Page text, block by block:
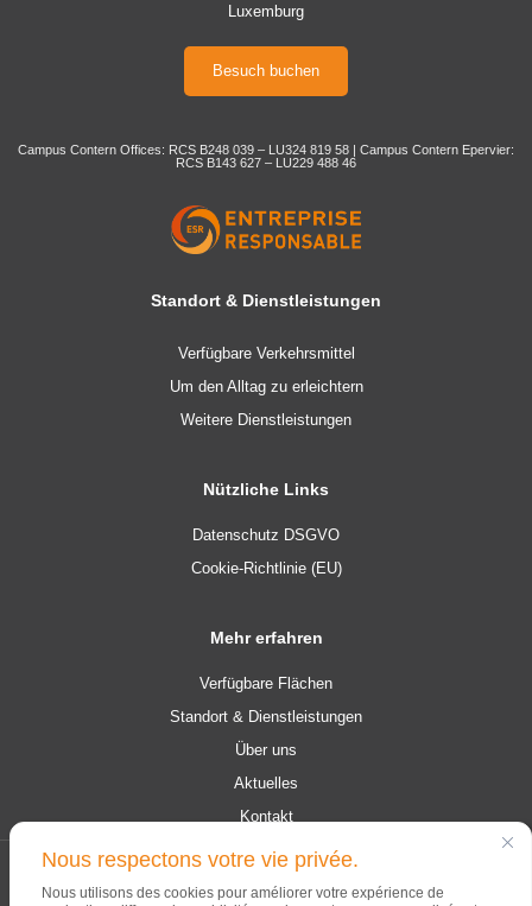
Nous respectons votre vie privée.
Nous utilisons des cookies pour améliorer votre expérience de
Luxemburg
Besuch buchen
Campus Contern Offices: RCS B248 039 – LU324 819 58 | Campus Contern Epervier:
RCS B143 627 – LU229 488 46
Standort & Dienstleistungen
Verfügbare Verkehrsmittel
Um den Alltag zu erleichtern
Weitere Dienstleistungen
Nützliche Links
Datenschutz DSGVO
Cookie-Richtlinie (EU)
Mehr erfahren
Verfügbare Flächen
Standort & Dienstleistungen
Über uns
Aktuelles
Kontakt
© 2026 Campus Contern. Alle Rechte vorbehalten.